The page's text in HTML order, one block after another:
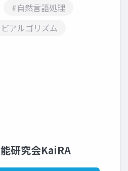
#自然言語処理
アルゴリズム
研究会KaiRA